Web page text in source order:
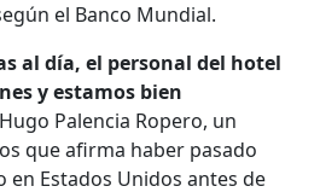
el Banco Mundial.
al día, el personal del hotel
y estamos bien
Palencia Ropero, un
que afirma haber pasado
en Estados Unidos antes de